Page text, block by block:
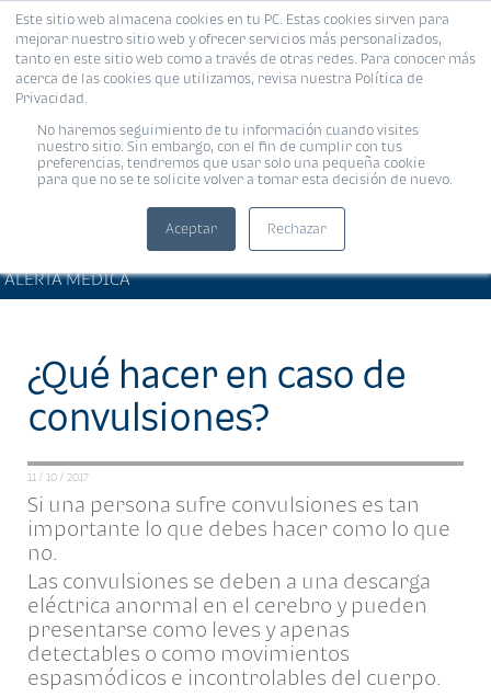
Este sitio web almacena cookies en tu PC. Estas cookies sirven para
mejorar nuestro sitio web y ofrecer servicios más personalizados,
tanto en este sitio web como a través de otras redes. Para conocer más
acerca de las cookies que utilizamos, revisa nuestra Política de
Privacidad.
No haremos seguimiento de tu información cuando visites
nuestro sitio. Sin embargo, con el fin de cumplir con tus
preferencias, tendremos que usar solo una pequeña cookie
para que no se te solicite volver a tomar esta decisión de nuevo.
Aceptar Rechazar
MENÚ
ALERTA MÉDICA
¿Qué hacer en caso de
convulsiones?
11 / 10 / 2017
Si una persona sufre convulsiones es tan
importante lo que debes hacer como lo que
no.
Las convulsiones se deben a una descarga
eléctrica anormal en el cerebro y pueden
presentarse como leves y apenas
detectables o como movimientos
espasmódicos e incontrolables del cuerpo.